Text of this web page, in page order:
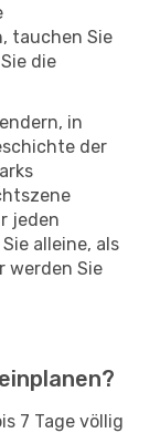
tauchen Sie
die
in
der
jeden
alleine, als
werden Sie
7 Tage völlig